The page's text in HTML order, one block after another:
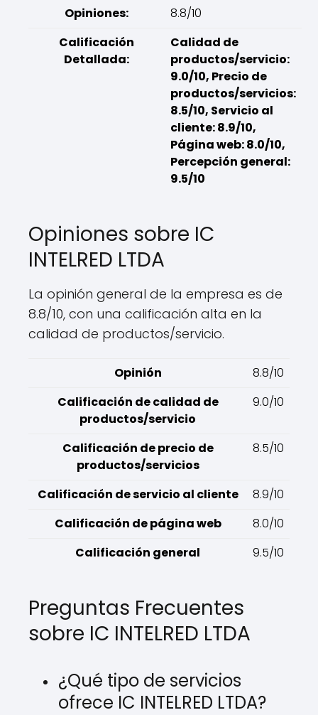
Opiniones:
8.8/10
Calificación
Detallada:
Calidad de
productos/servicio:
9.0/10, Precio de
productos/servicios:
8.5/10, Servicio al
cliente: 8.9/10,
Página web: 8.0/10,
Percepción general:
9.5/10
Opiniones sobre IC
INTELRED LTDA
La opinión general de la empresa es de
8.8/10, con una calificación alta en la
calidad de productos/servicio.
Opinión
8.8/10
Calificación de calidad de
productos/servicio
9.0/10
Calificación de precio de
productos/servicios
8.5/10
Calificación de servicio al cliente
8.9/10
Calificación de página web
8.0/10
Calificación general
9.5/10
Preguntas Frecuentes
sobre IC INTELRED LTDA
¿Qué tipo de servicios
ofrece IC INTELRED LTDA?